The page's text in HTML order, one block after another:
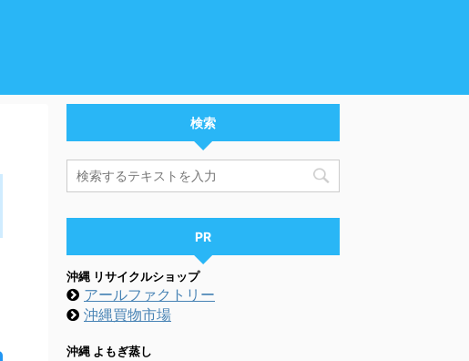
検索
PR
沖縄 リサイクルショップ
アールファクトリー
沖縄買物市場
沖縄 よもぎ蒸し